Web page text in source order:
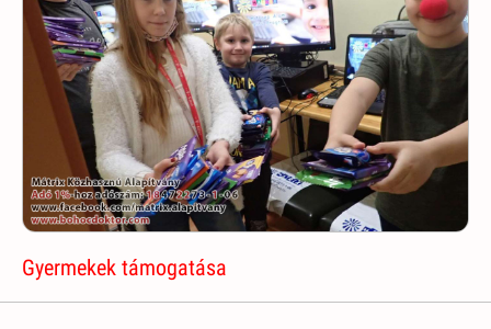
Gyermekek támogatása